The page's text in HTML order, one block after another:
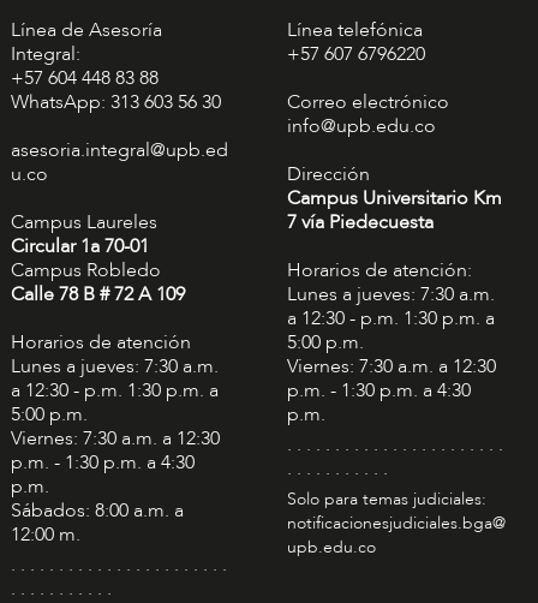
Línea de Asesoría
Integral:
+57 604 448 83 88
WhatsApp: 313 603 56 30
asesoria.integral@upb.ed
u.co
Campus Laureles
Circular 1a 70-01
Campus Robledo
Calle 78 B # 72 A 109
Horarios de atención
Lunes a jueves: 7:30 a.m.
a 12:30 - p.m. 1:30 p.m. a
5:00 p.m.
Viernes: 7:30 a.m. a 12:30
p.m. - 1:30 p.m. a 4:30
p.m.
Sábados: 8:00 a.m. a
12:00 m.
. . . . . . . . . . . . . . . . . . . . . . .
. . . . . . . . . . .
Línea telefónica
+57 607 6796220
Correo electrónico
info@upb.edu.co
Dirección
Campus Universitario Km
7 vía Piedecuesta
Horarios de atención:
Lunes a jueves: 7:30 a.m.
a 12:30 - p.m. 1:30 p.m. a
5:00 p.m.
Viernes: 7:30 a.m. a 12:30
p.m. - 1:30 p.m. a 4:30
p.m.
. . . . . . . . . . . . . . . . . . . . . . .
. . . . . . . . . . .
Solo para temas judiciales:
notificacionesjudiciales.bga@
upb.edu.co